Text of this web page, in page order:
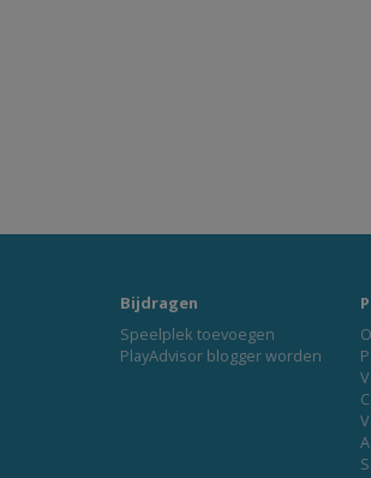
Bijdragen
Speelplek toevoegen
PlayAdvisor blogger worden